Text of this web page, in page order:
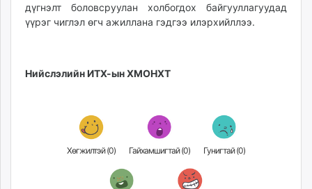
paparazzi.mn
unread.today
дүгнэлт боловсруулан холбогдох байгууллагуудад
үүрэг чиглэл өгч ажиллана гэдгээ илэрхийллээ.
Нийслэлийн ИТХ-ын ХМОНХТ
Хөгжилтэй (0) Гайхамшигтай (0) Гунигтай (0)